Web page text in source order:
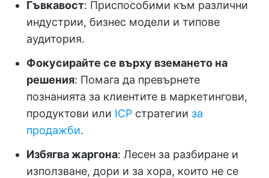
Гъвкавост: Приспособими към различни
индустрии, бизнес модели и типове
аудитория.
Фокусирайте се върху вземането на
решения: Помага да превърнете
познанията за клиентите в маркетингови,
продуктови или ICP стратегии за
продажби.
Избягва жаргона: Лесен за разбиране и
използване, дори и за хора, които не се